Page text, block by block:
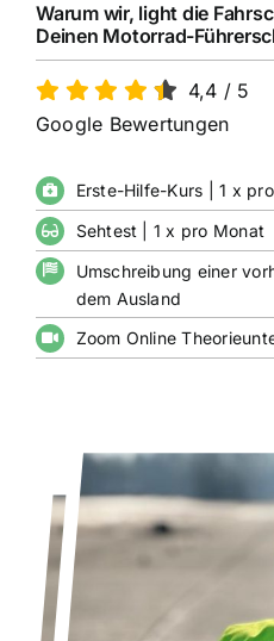
Warum wir, light die
Deinen Motorrad-
4,4 / 5
Google Bewertungen
Erste-Hilfe-Kurs | 1 x
Sehtest | 1 x pro Monat
Umschreibung einer
dem Ausland
Zoom Online